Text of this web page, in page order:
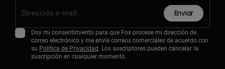
Enviar
Doy mi consentimiento para que Fox procese mi dirección de
correo electrónico y me envíe correos comerciales de acuerdo con
su Política de Privacidad. Los suscriptores pueden cancelar la
suscripción en cualquier momento.